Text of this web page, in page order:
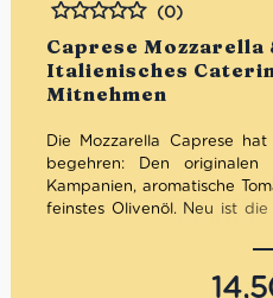
Caprese Mozzarella
Italienisches
Mitnehmen
Bewertet
(0)
Die Mozzarella Caprese
begehren: Den
Kampanien, aromatische
feinstes Olivenöl. Neu ist die